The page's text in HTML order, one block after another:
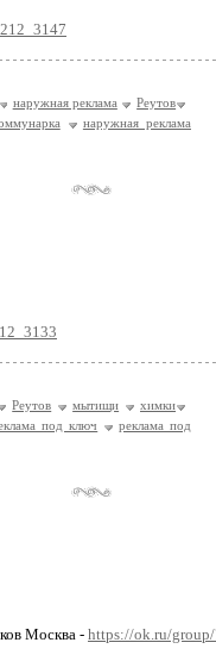
наружная реклама
Реутов
наружная реклама
Реутов мытищи
химки
под ключ
реклама под
Москва - https://ok.ru/